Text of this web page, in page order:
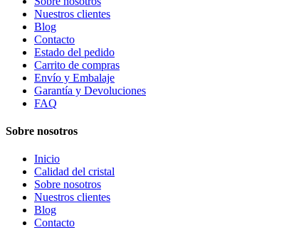
Nuestros clientes
Blog
Contacto
Estado del pedido
Carrito de compras
Envío y Embalaje
Garantía y Devoluciones
FAQ
Sobre nosotros
Inicio
Calidad del cristal
Sobre nosotros
Nuestros clientes
Blog
Contacto